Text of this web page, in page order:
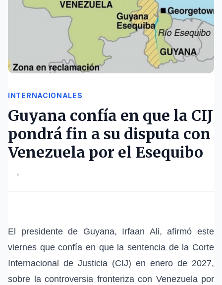
INTERNACIONALES
Guyana confía en que la CIJ
pondrá fin a su disputa con
Venezuela por el Esequibo
•
El presidente de Guyana, Irfaan Ali, afirmó este
viernes que confía en que la sentencia de la Corte
Internacional de Justicia (CIJ) en enero de 2027,
sobre la controversia fronteriza con Venezuela por